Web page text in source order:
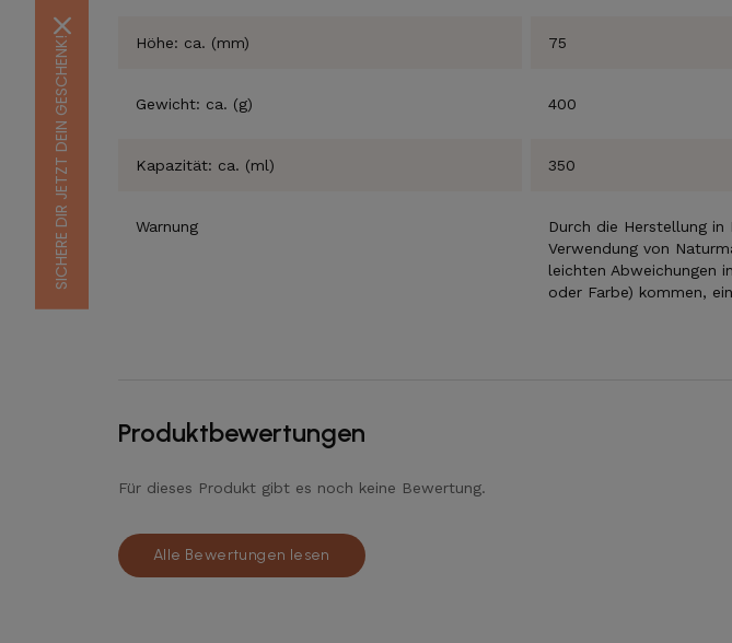
Höhe: ca. (mm) 75
Gewicht: ca. (g) 400
Kapazität: ca. (ml) 350
Warnung
Durch die Herstellung
Verwendung von
leichten Abweichungen
oder Farbe) kommen,
Produktbewertungen
Für dieses Produkt gibt es noch keine Bewertung.
Alle Bewertungen lesen